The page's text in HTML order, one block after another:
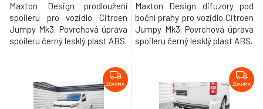
Maxton Design prodloužení
spoileru pro vozidlo Citroen
Jumpy Mk3. Povrchová úprava
spoileru černý lesklý plast ABS.
Maxton Design difuzory pod
boční prahy pro vozidlo Citroen
Jumpy Mk3. Povrchová úprava
spoileru černý lesklý plast ABS.
ZDARMA ZDARMA